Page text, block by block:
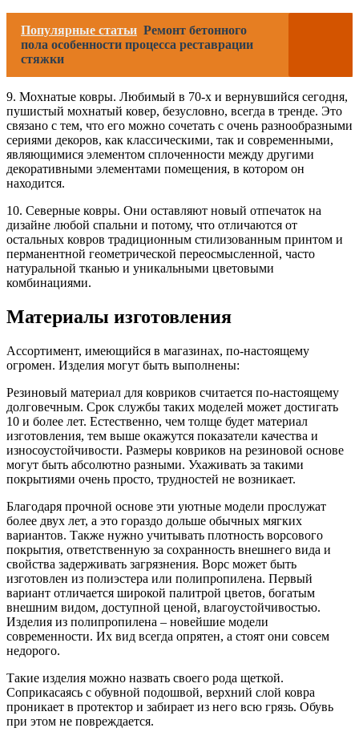
Популярные статьи Ремонт бетонного
пола особенности процесса реставрации
стяжки
9. Мохнатые ковры. Любимый в 70-х и вернувшийся сегодня,
пушистый мохнатый ковер, безусловно, всегда в тренде. Это
связано с тем, что его можно сочетать с очень разнообразными
сериями декоров, как классическими, так и современными,
являющимися элементом сплоченности между другими
декоративными элементами помещения, в котором он
находится.
10. Северные ковры. Они оставляют новый отпечаток на
дизайне любой спальни и потому, что отличаются от
остальных ковров традиционным стилизованным принтом и
перманентной геометрической переосмысленной, часто
натуральной тканью и уникальными цветовыми
комбинациями.
Материалы изготовления
Ассортимент, имеющийся в магазинах, по-настоящему
огромен. Изделия могут быть выполнены:
Резиновый материал для ковриков считается по-настоящему
долговечным. Срок службы таких моделей может достигать
10 и более лет. Естественно, чем толще будет материал
изготовления, тем выше окажутся показатели качества и
износоустойчивости. Размеры ковриков на резиновой основе
могут быть абсолютно разными. Ухаживать за такими
покрытиями очень просто, трудностей не возникает.
Благодаря прочной основе эти уютные модели прослужат
более двух лет, а это гораздо дольше обычных мягких
вариантов. Также нужно учитывать плотность ворсового
покрытия, ответственную за сохранность внешнего вида и
свойства задерживать загрязнения. Ворс может быть
изготовлен из полиэстера или полипропилена. Первый
вариант отличается широкой палитрой цветов, богатым
внешним видом, доступной ценой, влагоустойчивостью.
Изделия из полипропилена – новейшие модели
современности. Их вид всегда опрятен, а стоят они совсем
недорого.
Такие изделия можно назвать своего рода щеткой.
Соприкасаясь с обувной подошвой, верхний слой ковра
проникает в протектор и забирает из него всю грязь. Обувь
при этом не повреждается.